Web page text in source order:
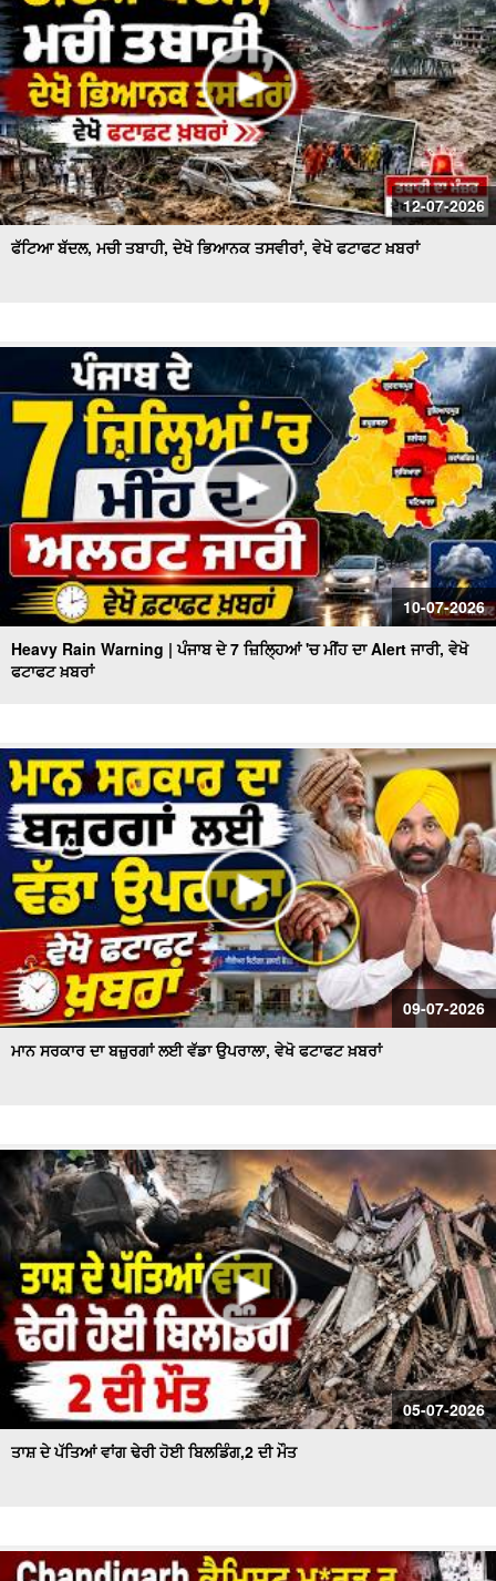
12-07-2026
ਫੱਟਿਆ ਬੱਦਲ, ਮਚੀ ਤਬਾਹੀ, ਦੇਖੋ ਭਿਆਨਕ ਤਸਵੀਰਾਂ, ਵੇਖੋ ਫਟਾਫਟ ਖ਼ਬਰਾਂ
10-07-2026
Heavy Rain Warning | ਪੰਜਾਬ ਦੇ 7 ਜ਼ਿਲ੍ਹਿਆਂ 'ਚ ਮੀਂਹ ਦਾ Alert ਜਾਰੀ, ਵੇਖੋ
ਫਟਾਫਟ ਖ਼ਬਰਾਂ
09-07-2026
ਮਾਨ ਸਰਕਾਰ ਦਾ ਬਜ਼ੁਰਗਾਂ ਲਈ ਵੱਡਾ ਉਪਰਾਲਾ, ਵੇਖੋ ਫਟਾਫਟ ਖ਼ਬਰਾਂ
05-07-2026
ਤਾਸ਼ ਦੇ ਪੱਤਿਆਂ ਵਾਂਗ ਢੇਰੀ ਹੋਈ ਬਿਲਡਿੰਗ,2 ਦੀ ਮੌਤ